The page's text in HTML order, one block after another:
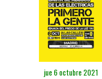
jue 6 octubre 2021